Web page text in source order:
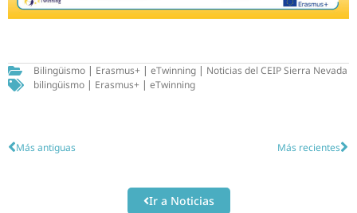
Bilingüismo | Erasmus+ | eTwinning | Noticias del CEIP Sierra Nevada
bilingüismo | Erasmus+ | eTwinning
Más antiguas Más recientes
Ir a Noticias